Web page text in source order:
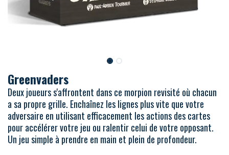
Greenvaders
Deux joueurs s'affrontent dans ce morpion revisité où chacun
a sa propre grille. Enchaînez les lignes plus vite que votre
adversaire en utilisant efficacement les actions des cartes
pour accélérer votre jeu ou ralentir celui de votre opposant.
Un jeu simple à prendre en main et plein de profondeur.